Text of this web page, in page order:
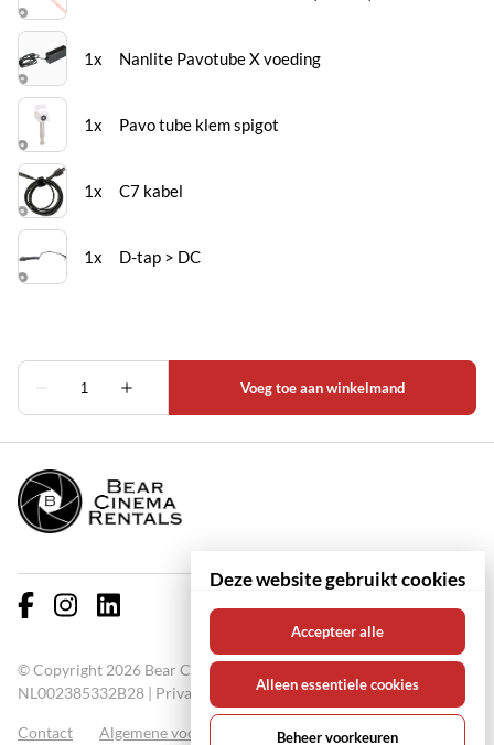
© Copyright 2026 Bear Cinema Rentals KVK: 67000711 BTW:
NL002385332B28 | Privacy policy
Contact Algemene voorwaarden FAQ
Deze website gebruikt cookies
Accepteer alle
Alleen essentiele cookies
Beheer voorkeuren